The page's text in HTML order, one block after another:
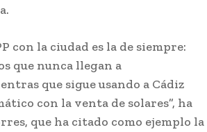
al Gobierno español por la
con la ciudad es la de siempre:
que nunca llegan a
que sigue usando a Cádiz
con la venta de solares”, ha
que ha citado como ejemplo la